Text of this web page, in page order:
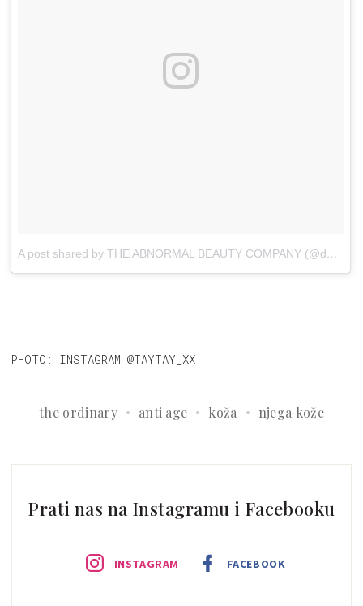
A post shared by THE ABNORMAL BEAUTY COMPANY (@deciem)
PHOTO: INSTAGRAM @TAYTAY_XX
the ordinary anti age koža njega kože
Prati nas na Instagramu i Facebooku
INSTAGRAM FACEBOOK